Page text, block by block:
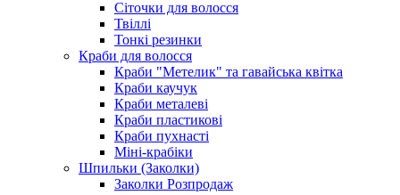
Сіточки для волосся
Твіллі
Тонкі резинки
Краби для волосся
Краби "Метелик" та гавайська квітка
Краби каучук
Краби металеві
Краби пластикові
Краби пухнасті
Міні-крабіки
Шпильки (Заколки)
Заколки Розпродаж